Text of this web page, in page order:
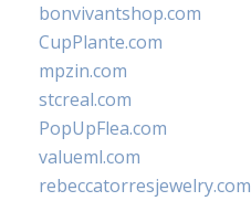
bonvivantshop.com
CupPlante.com
mpzin.com
stcreal.com
PopUpFlea.com
valueml.com
rebeccatorresjewelry.com